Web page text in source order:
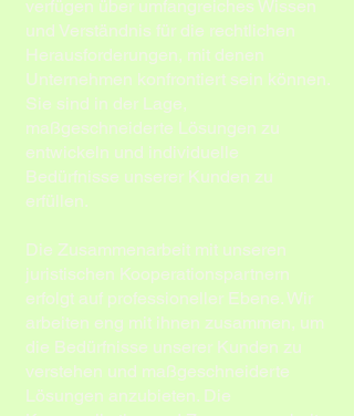
verfügen über umfangreiches Wissen
und Verständnis für die rechtlichen
Herausforderungen, mit denen
Unternehmen konfrontiert sein können.
Sie sind in der Lage,
maßgeschneiderte Lösungen zu
entwickeln und individuelle
Bedürfnisse unserer Kunden zu
erfüllen.
Die Zusammenarbeit mit unseren
juristischen Kooperationspartnern
erfolgt auf professioneller Ebene. Wir
arbeiten eng mit ihnen zusammen, um
die Bedürfnisse unserer Kunden zu
verstehen und maßgeschneiderte
Lösungen anzubieten. Die